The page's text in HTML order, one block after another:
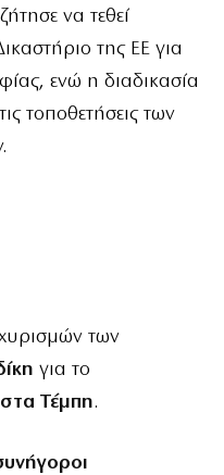
να τεθεί
της ΕΕ για
ενώ η διαδικασία
τοποθετήσεις των
των
για το
Τέμπη.